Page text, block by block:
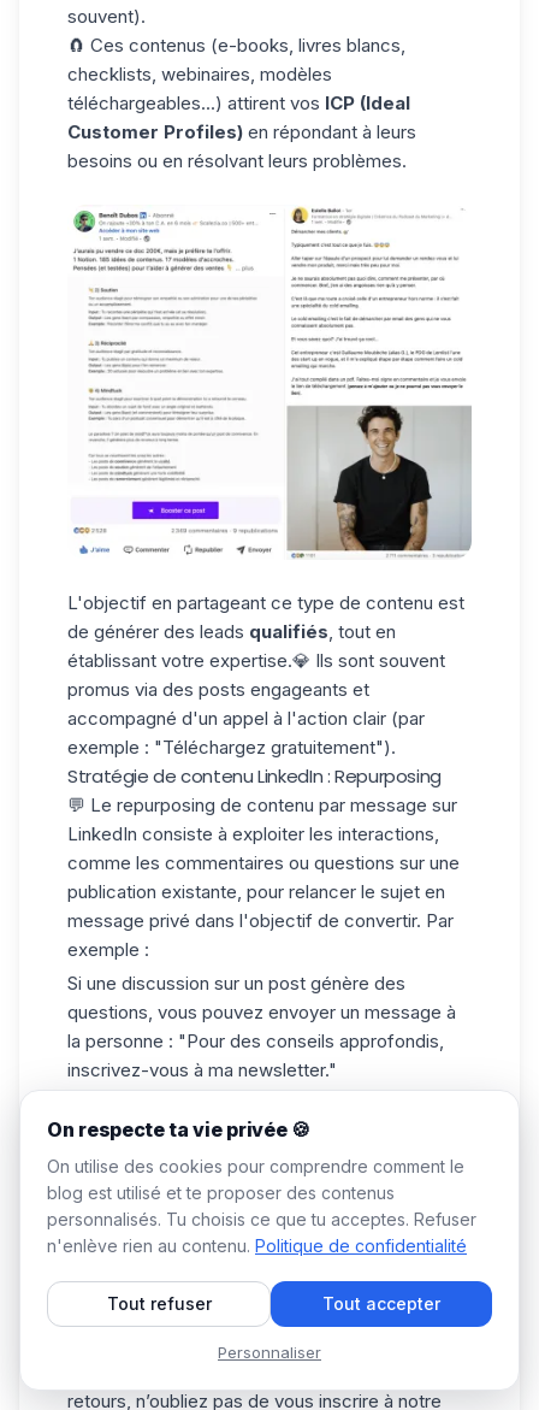
souvent).
🧲 Ces contenus (e-books, livres blancs,
checklists, webinaires, modèles
téléchargeables...) attirent vos ICP (Ideal
Customer Profiles) en répondant à leurs
besoins ou en résolvant leurs problèmes.
L'objectif en partageant ce type de contenu est
de générer des leads qualifiés, tout en
établissant votre expertise.💎 Ils sont souvent
promus via des posts engageants et
accompagné d'un appel à l'action clair (par
exemple : "Téléchargez gratuitement").
Stratégie de contenu LinkedIn : Repurposing
💬 Le repurposing de contenu par message sur
LinkedIn consiste à exploiter les interactions,
comme les commentaires ou questions sur une
publication existante, pour relancer le sujet en
message privé dans l'objectif de convertir. Par
exemple :
Si une discussion sur un post génère des
questions, vous pouvez envoyer un message à
la personne : "Pour des conseils approfondis,
inscrivez-vous à ma newsletter."
téléchargé, partagez votre post par message :
"Pour répondre à vos questions, téléchargez ce
guide ici."
Si vous souhaitez obtenir plus d'inscrits à votre
newsletter : "Si cela peut vous intéresser, je
publie une newsletter tous les 15 jours et tu peux
t'abonner gratuitement."
Si un événement est proche et que vous
retours, n’oubliez pas de vous inscrire à notre
On respecte ta vie privée 🍪
On utilise des cookies pour comprendre comment le
blog est utilisé et te proposer des contenus
personnalisés. Tu choisis ce que tu acceptes. Refuser
n'enlève rien au contenu. Politique de confidentialité
Tout refuser Tout accepter
Personnaliser